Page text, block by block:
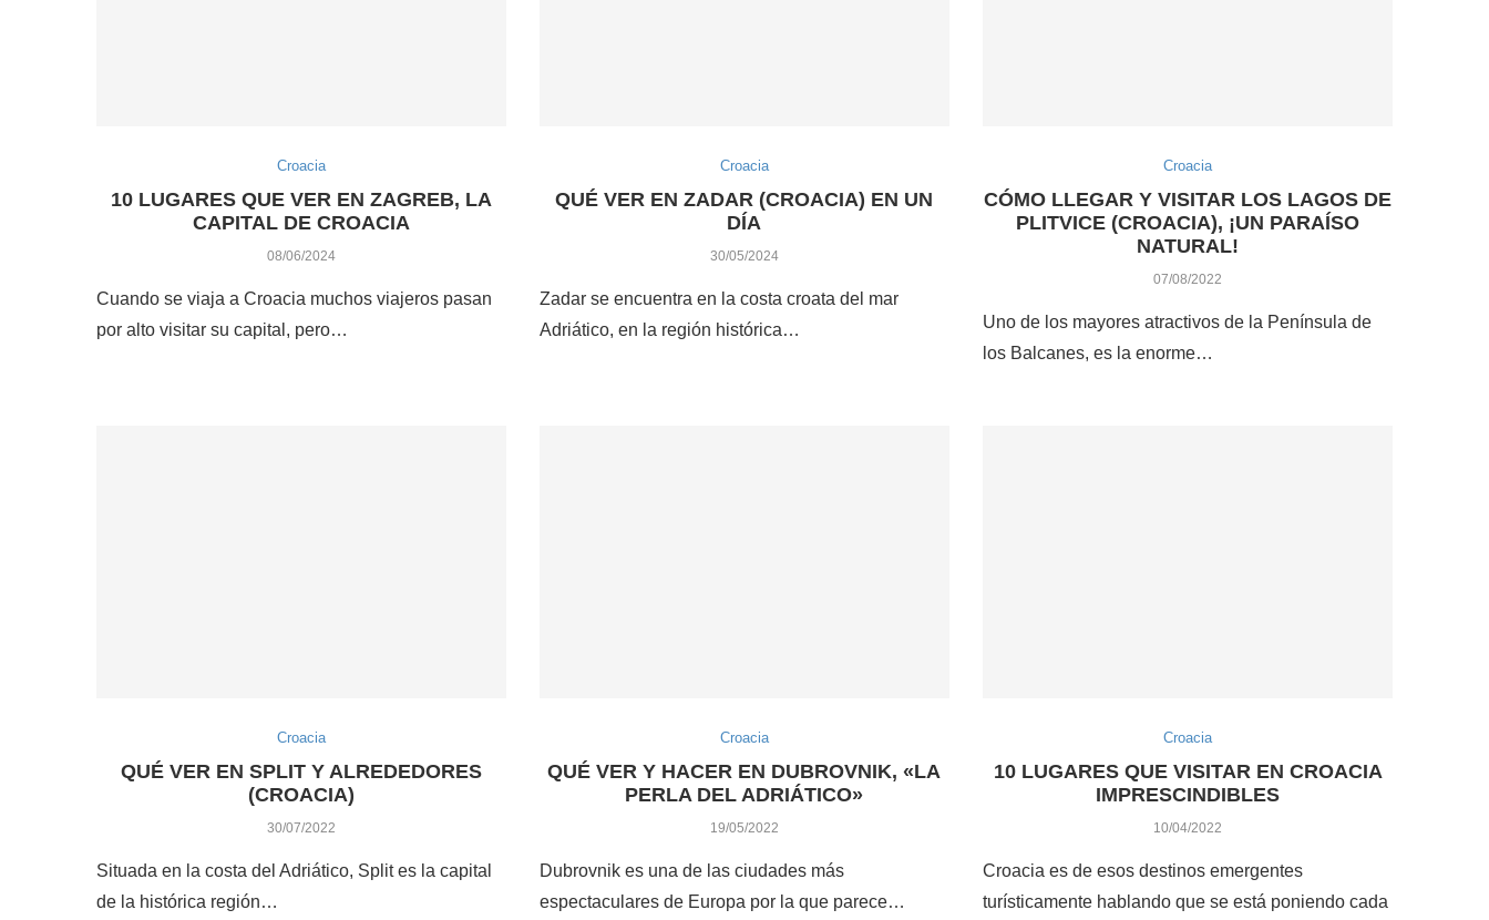
Croacia
10 LUGARES QUE VER EN ZAGREB, LA
CAPITAL DE CROACIA
08/06/2024
Cuando se viaja a Croacia muchos viajeros pasan
por alto visitar su capital, pero…
Croacia
QUÉ VER EN ZADAR (CROACIA) EN UN
DÍA
30/05/2024
Zadar se encuentra en la costa croata del mar
Adriático, en la región histórica…
Croacia
CÓMO LLEGAR Y VISITAR LOS LAGOS DE
PLITVICE (CROACIA), ¡UN PARAÍSO
NATURAL!
07/08/2022
Uno de los mayores atractivos de la Península de
los Balcanes, es la enorme…
Croacia
QUÉ VER EN SPLIT Y ALREDEDORES
(CROACIA)
30/07/2022
Situada en la costa del Adriático, Split es la capital
de la histórica región…
Croacia
QUÉ VER Y HACER EN DUBROVNIK, «LA
PERLA DEL ADRIÁTICO»
19/05/2022
Dubrovnik es una de las ciudades más
espectaculares de Europa por la que parece…
Croacia
10 LUGARES QUE VISITAR EN CROACIA
IMPRESCINDIBLES
10/04/2022
Croacia es de esos destinos emergentes
turísticamente hablando que se está poniendo cada